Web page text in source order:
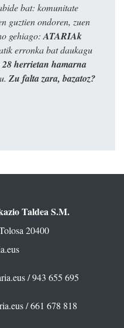
bat: komunitate
guztien ondoren, zuen
gehiago: ATARIAk
erronka bat daukagu
herrietan hamarna
Zu falta zara, bazatoz?
Taldea S.M.
20400
/ 943 655 695
/ 661 678 818